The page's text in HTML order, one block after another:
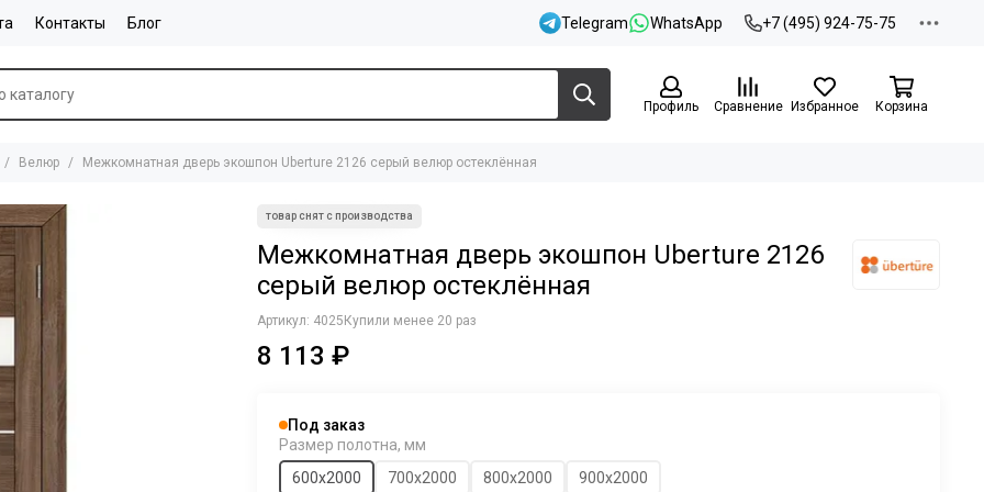
Контакты Блог Telegram WhatsApp +7 (495) 924-75-75
Профиль Сравнение Избранное Корзина
Велюр Межкомнатная дверь экошпон Uberture 2126 серый велюр остеклённая
Межкомнатная дверь экошпон Uberture 2126
серый велюр остеклённая
Артикул: 4025 Купили менее 20 раз
8 113 ₽
Под заказ
Размер полотна, мм
600х2000
700х2000 800х2000 900х2000